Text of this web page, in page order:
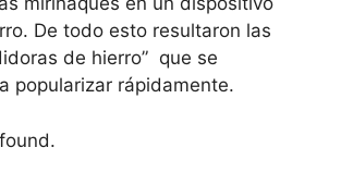
De todo esto resultaron las
de hierro” que se
popularizar rápidamente.